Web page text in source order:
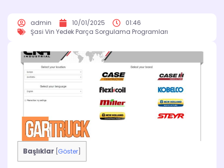
admin 10/01/2025
01:46
Şasi Vin Yedek Parça Sorgulama Programları
Başlıklar Göster